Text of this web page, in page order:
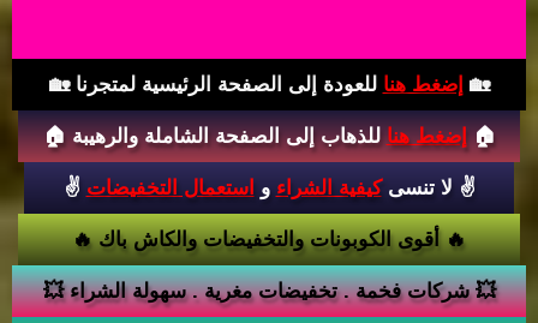
🏡 إضغط هنا للعودة إلى الصفحة الرئيسية لمتجرنا 🏡
🏠 إضغط هناللذهاب إلى الصفحة الشاملة والرهيبة 🏠
✌️ لا تنسىكيفية الشراء و استعمال التخفيضات ✌️
🔥 أقوى الكوبونات والتخفيضات والكاش باك 🔥
💥 شركات فخمة . تخفيضات مغرية . سهولة الشراء 💥